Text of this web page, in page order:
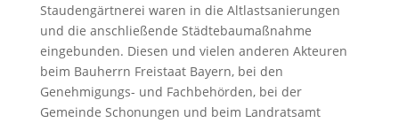
Staudengärtnerei waren in die Altlastsanierungen
und die anschließende Städtebaumaßnahme
eingebunden. Diesen und vielen anderen Akteuren
beim Bauherrn Freistaat Bayern, bei den
Genehmigungs- und Fachbehörden, bei der
Gemeinde Schonungen und beim Landratsamt